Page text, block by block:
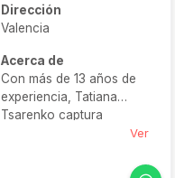
Dirección
Valencia
Acerca de
Con más de 13 años de
experiencia, Tatiana
Tsarenko captura
historias de amor con un
editorial y lo documental.
Ver